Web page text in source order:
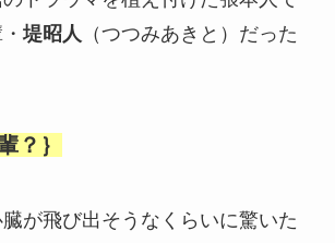
堤昭人
（つつみあきと）だった
？｝
が飛び出そうなくらいに驚いた